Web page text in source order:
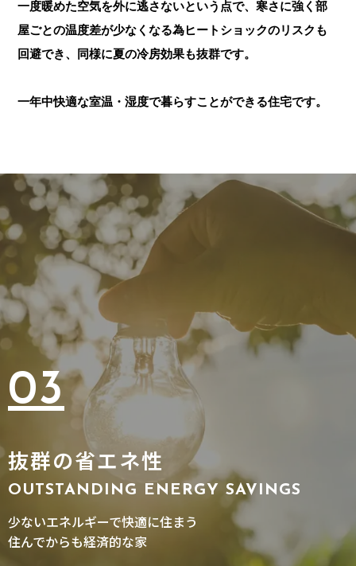
一度暖めた空気を外に逃さないという点で、寒さに強く部
屋ごとの温度差が少なくなる為ヒートショックのリスクも
回避でき、同様に夏の冷房効果も抜群です。
一年中快適な室温・湿度で暮らすことができる住宅です。
03
抜群の省エネ性
OUTSTANDING ENERGY SAVINGS
少ないエネルギーで快適に住まう
住んでからも経済的な家